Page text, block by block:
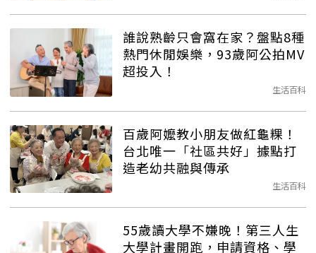
誰說熟齡只會窩在家？盤點8種
熱門休閒娛樂，93歲阿公拍MV
超投入！
生活百科
百歲阿嬤教小朋友做紅龜粿！
台北唯一「社區共好」據點打
造老幼共融與傳承
生活百科
55歲讀大學不嫌晚！第三人生
大學計畫開跑，申請資格、學